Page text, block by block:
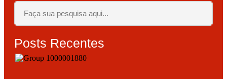
Posts Recentes